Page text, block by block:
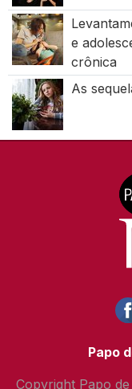
e
crônica
As
Papo
Copyright Papo